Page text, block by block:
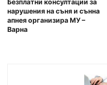
Безплатни консултации за
нарушения на съня и сънна
апнея организира МУ –
Варна